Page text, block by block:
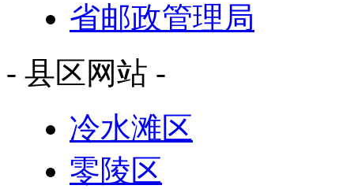
省邮政管理局
- 县区网站 -
冷水滩区
零陵区